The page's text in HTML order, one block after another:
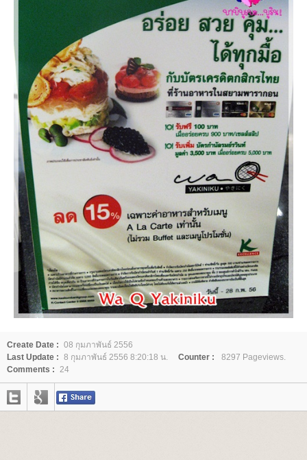
Create Date : 08 กุมภาพันธ์ 2556
Last Update : 8 กุมภาพันธ์ 2556 8:20:18 น. Counter :
8297 Pageviews.
Comments :
24